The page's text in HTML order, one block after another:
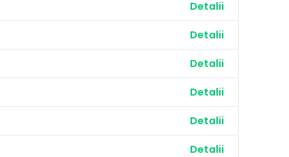
Detalii
Detalii
Detalii
Detalii
Detalii
Detalii